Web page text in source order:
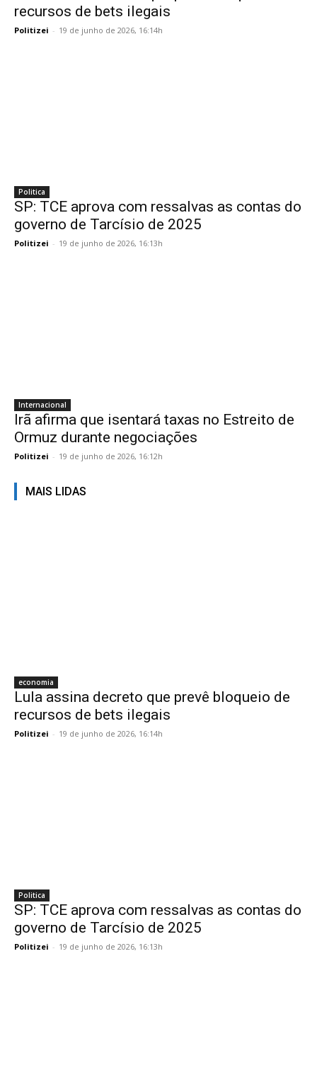
recursos de bets ilegais
Politizei - 19 de junho de 2026, 16:14h
Politica
SP: TCE aprova com ressalvas as contas do
governo de Tarcísio de 2025
Politizei - 19 de junho de 2026, 16:13h
Internacional
Irã afirma que isentará taxas no Estreito de
Ormuz durante negociações
Politizei - 19 de junho de 2026, 16:12h
MAIS LIDAS
economia
Lula assina decreto que prevê bloqueio de
recursos de bets ilegais
Politizei - 19 de junho de 2026, 16:14h
Politica
SP: TCE aprova com ressalvas as contas do
governo de Tarcísio de 2025
Politizei - 19 de junho de 2026, 16:13h